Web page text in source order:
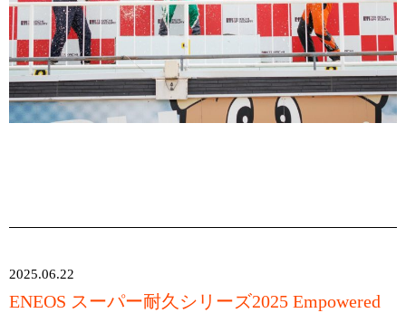
2025.06.22
ENEOS スーパー耐久シリーズ2025 Empowered